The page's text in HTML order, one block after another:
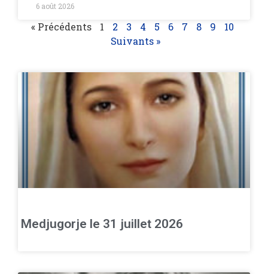
6 août 2026
« Précédents 1 2 3 4 5 6 7 8 9
10
Suivants »
Medjugorje le 31 juillet 2026